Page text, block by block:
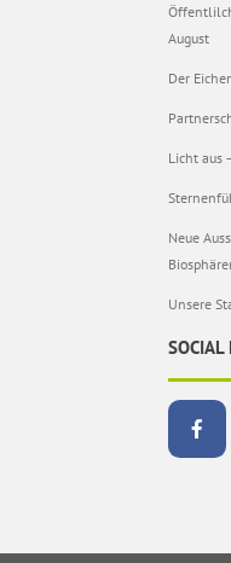
August
Der
Licht aus
Neue
Unsere
SOCIAL